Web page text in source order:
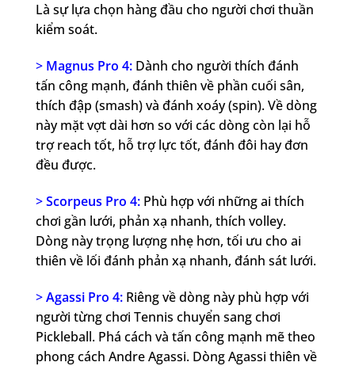
Là sự lựa chọn hàng đầu cho người chơi thuần
kiểm soát.
> Magnus Pro 4: Dành cho người thích đánh
tấn công mạnh, đánh thiên về phần cuối sân,
thích đập (smash) và đánh xoáy (spin). Về dòng
này mặt vợt dài hơn so với các dòng còn lại hỗ
trợ reach tốt, hỗ trợ lực tốt, đánh đôi hay đơn
đều được.
>Scorpeus Pro 4: Phù hợp với những ai thích
chơi gần lưới, phản xạ nhanh, thích volley.
Dòng này trọng lượng nhẹ hơn, tối ưu cho ai
thiên về lối đánh phản xạ nhanh, đánh sát lưới.
>Agassi Pro 4: Riêng về dòng này phù hợp với
người từng chơi Tennis chuyển sang chơi
Pickleball. Phá cách và tấn công mạnh mẽ theo
phong cách Andre Agassi. Dòng Agassi thiên về